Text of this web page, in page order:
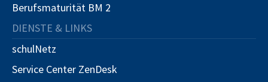
Berufsmaturität BM 2
DIENSTE & LINKS
schulNetz
Service Center ZenDesk